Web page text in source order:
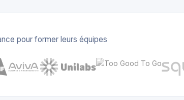
pour former leurs équipes